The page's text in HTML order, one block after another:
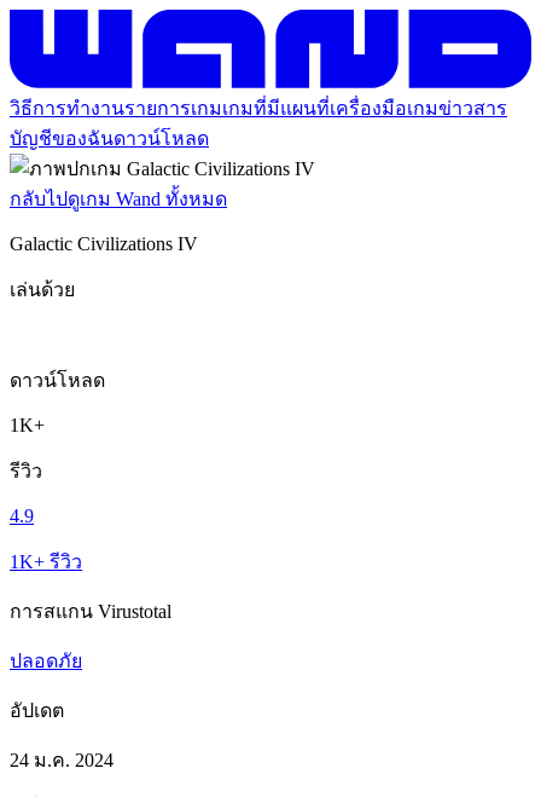
วิธีการทำงานรายการเกมเกมที่มีแผนที่เครื่องมือเกมข่าวสาร
บัญชีของฉันดาวน์โหลด
กลับไปดูเกม Wand ทั้งหมด
Galactic Civilizations IV
เล่นด้วย
ดาวน์โหลด
1K+
รีวิว
4.9
1K+ รีวิว
การสแกน Virustotal
ปลอดภัย
อัปเดต
24 ม.ค. 2024